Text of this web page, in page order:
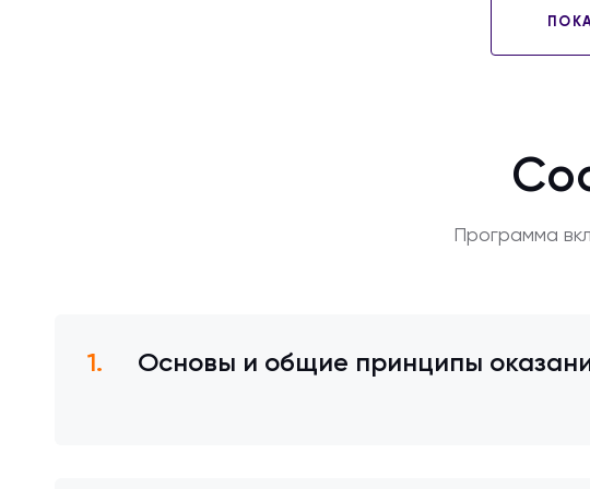
Программа
Основы и общие принципы